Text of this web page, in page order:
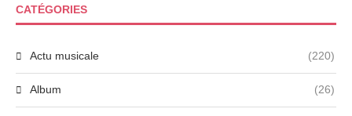
CATÉGORIES
Actu musicale (220)
Album (26)